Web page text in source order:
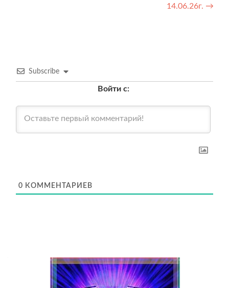
14.06.26г. →
Subscribe
Войти с:
0 КОММЕНТАРИЕВ